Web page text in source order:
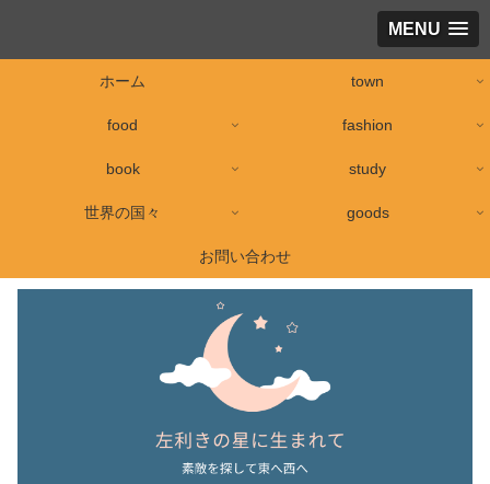
MENU
ホーム town
food fashion
book study
世界の国々 goods
お問い合わせ